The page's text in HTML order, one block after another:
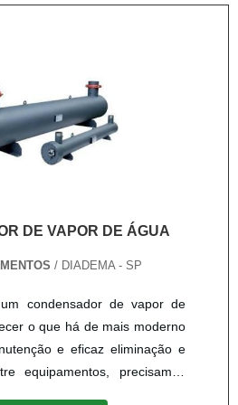
no município de Diadema,
ABC Paulista, a poucos
do estado de São Paulo, e
e serviços para todas as
DE VAPOR DE ÁGUA
/ DIADEMA - SP
condensador de vapor de
o que há de mais moderno
e eficaz eliminação e
equipamentos, precisamos